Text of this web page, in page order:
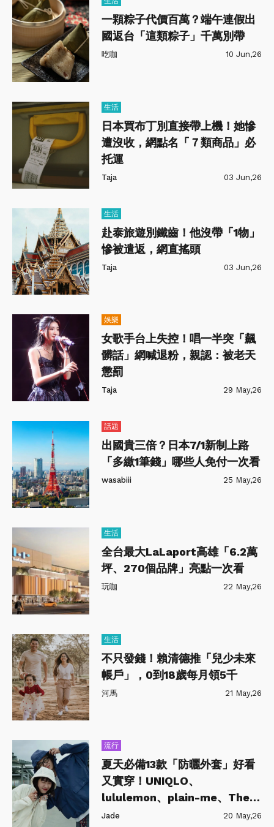
一顆粽子代價百萬？端午連假出
國返台「這類粽子」千萬別帶
吃咖 10 Jun,26
生活
日本買布丁別直接帶上機！她慘
遭沒收，網點名「７類商品」必
托運
Taja 03 Jun,26
生活
赴泰旅遊別鐵齒！他沒帶「1物」
慘被遣返，網直搖頭
Taja 03 Jun,26
娛樂
女歌手台上失控！唱一半突「飆
髒話」網喊退粉，親認：被老天
懲罰
Taja 29 May,26
話題
出國貴三倍？日本7/1新制上路
「多繳1筆錢」哪些人免付一次看
wasabiii 25 May,26
生活
全台最大LaLaport高雄「6.2萬
坪、270個品牌」亮點一次看
玩咖 22 May,26
生活
不只發錢！賴清德推「兒少未來
帳戶」，0到18歲每月領5千
河馬 21 May,26
流行
夏天必備13款「防曬外套」好看
又實穿！UNIQLO、
lululemon、plain-me、The
North Face…
Jade 20 May,26